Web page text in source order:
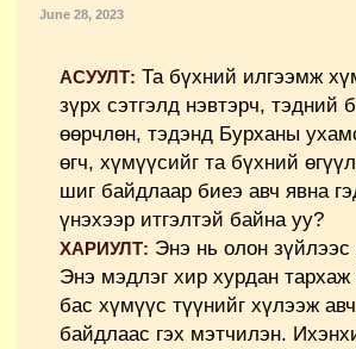
June 28, 2023
АСУУЛТ: Та бүхний илгээмж
зүрх сэтгэлд нэвтэрч, тэдний
өөрчлөн, тэдэнд Бурханы
өгч, хүмүүсийг та бүхний
шиг байдлаар биеэ авч явна
үнэхээр итгэлтэй байна уу?
ХАРИУЛТ: Энэ нь олон
Энэ мэдлэг хир хурдан тархаж
бас хүмүүс түүнийг хүлээж
байдлаас гэх мэтчилэн.